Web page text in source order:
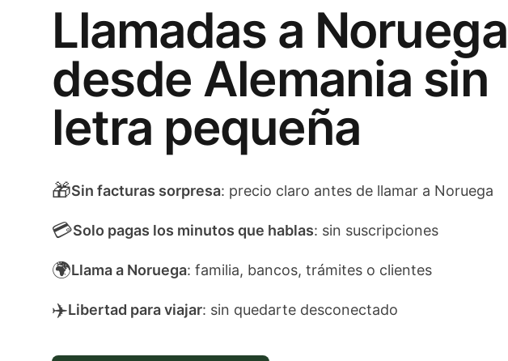
Llamadas a Noruega
desde Alemania sin
letra pequeña
🎁Sin facturas sorpresa: precio claro antes de llamar a Noruega
💳Solo pagas los minutos que hablas: sin suscripciones
🌍Llama a Noruega: familia, bancos, trámites o clientes
✈️Libertad para viajar: sin quedarte desconectado